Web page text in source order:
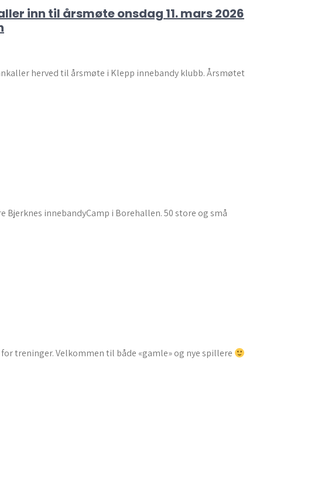
inn til årsmøte onsdag 11. mars 2026
herved til årsmøte i Klepp innebandy klubb. Årsmøtet
Bjerknes innebandyCamp i Borehallen. 50 store og små
treninger. Velkommen til både «gamle» og nye spillere